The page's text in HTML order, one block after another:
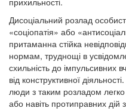
Дисоціальний розлад
«соціопатія» або
притаманна стійка
нормам, труднощі в
схильність до імпульсивних
від конструктивної
люди з таким розладом
або навіть протиправних